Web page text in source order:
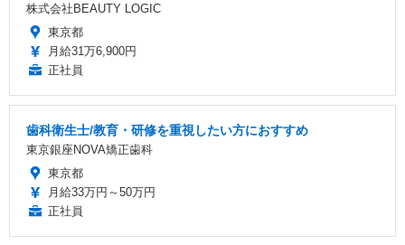
株式会社BEAUTY LOGIC
東京都
月給31万6,900円
正社員
歯科衛生士/教育・研修を重視したい方におすすめ
東京銀座NOVA矯正歯科
東京都
月給33万円～50万円
正社員